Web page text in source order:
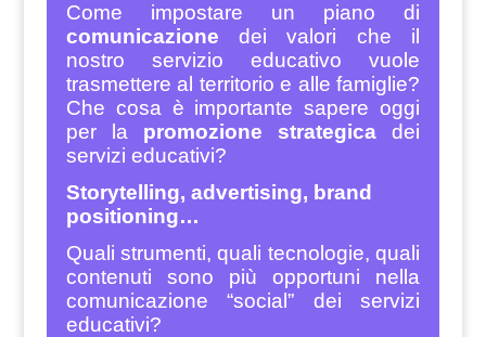
Come impostare un piano di
comunicazione dei valori che il
nostro servizio educativo vuole
trasmettere al territorio e alle famiglie?
Che cosa è importante sapere oggi
per la promozione strategica dei
servizi educativi?
Storytelling, advertising, brand
positioning…
Quali strumenti, quali tecnologie, quali
contenuti sono più opportuni nella
comunicazione “social” dei servizi
educativi?